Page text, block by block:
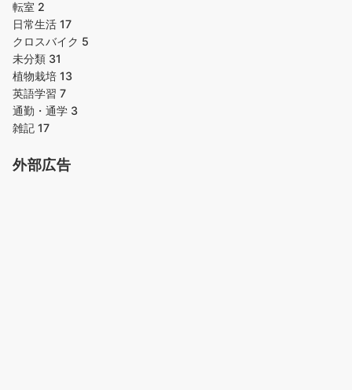
転室 2
日常生活 17
クロスバイク 5
未分類 31
植物栽培 13
英語学習 7
通勤・通学 3
雑記 17
外部広告